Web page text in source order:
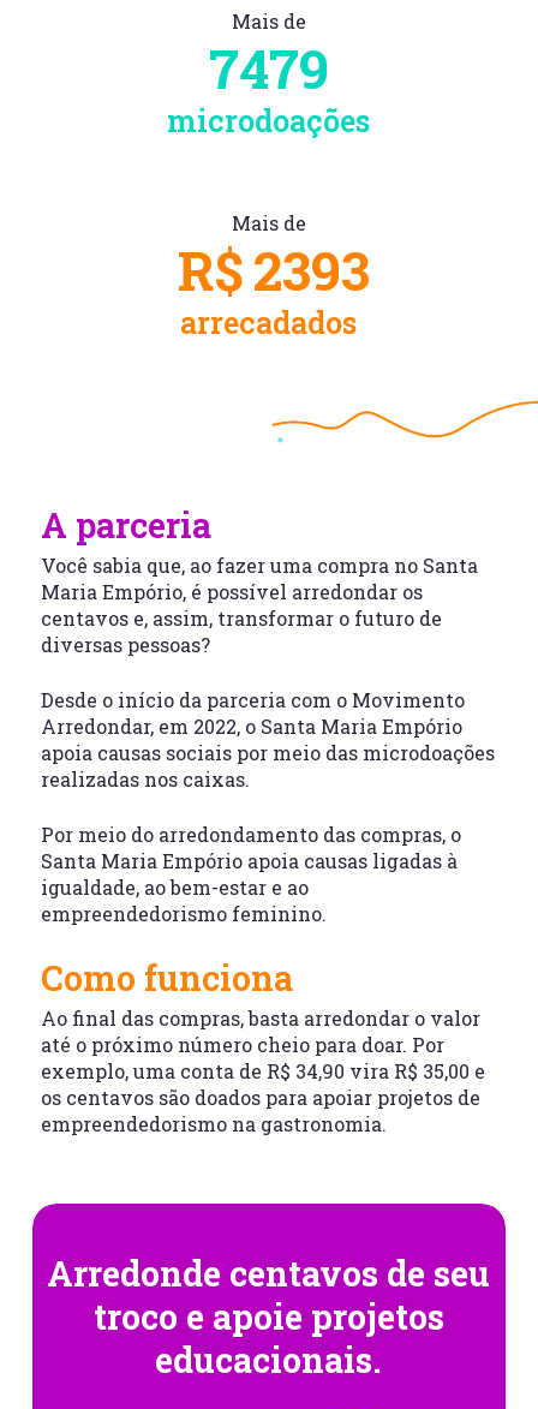
Mais de
7479
microdoações
Mais de
R$2393
arrecadados
A parceria
Você sabia que, ao fazer uma compra no Santa
Maria Empório, é possível arredondar os
centavos e, assim, transformar o futuro de
diversas pessoas?
Desde o início da parceria com o Movimento
Arredondar, em 2022, o Santa Maria Empório
apoia causas sociais por meio das microdoações
realizadas nos caixas.
Por meio do arredondamento das compras, o
Santa Maria Empório apoia causas ligadas à
igualdade, ao bem-estar e ao
empreendedorismo feminino.
Como funciona
Ao final das compras, basta arredondar o valor
até o próximo número cheio para doar. Por
exemplo, uma conta de R$ 34,90 vira R$ 35,00 e
os centavos são doados para apoiar projetos de
empreendedorismo na gastronomia.
Arredonde centavos de seu
troco e apoieprojetos
educacionais.